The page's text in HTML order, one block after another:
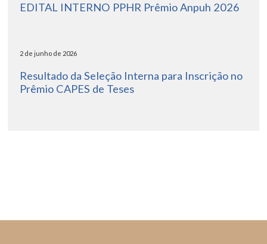
EDITAL INTERNO PPHR Prêmio Anpuh 2026
2 de junho de 2026
Resultado da Seleção Interna para Inscrição no
Prêmio CAPES de Teses